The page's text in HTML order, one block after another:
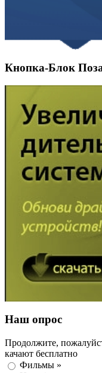
Кнопка-Блок
Наш опрос
Продолжите,
качают бесплатно
Фильмы »